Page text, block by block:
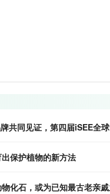
共同见证，第四届iSEE全
保护植物的新方法
化石，或为已知最古老亲